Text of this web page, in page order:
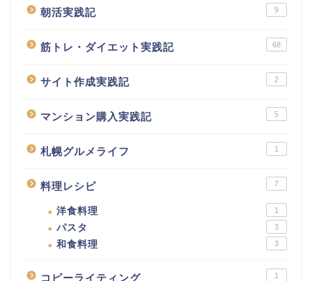
朝活実践記 9
筋トレ・ダイエット実践記 68
サイト作成実践記 2
マンション購入実践記 5
札幌グルメライフ 1
料理レシピ 7
洋食料理 1
パスタ 3
和食料理 3
コピーライティング 1